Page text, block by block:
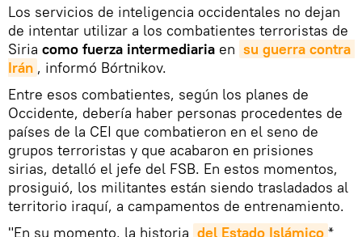
Los servicios de inteligencia occidentales no dejan
de intentar utilizar a los combatientes terroristas de
Siria como fuerza intermediaria en su guerra contra
Irán , informó Bórtnikov.
Entre esos combatientes, según los planes de
Occidente, debería haber personas procedentes de
países de la CEI que combatieron en el seno de
grupos terroristas y que acabaron en prisiones
sirias, detalló el jefe del FSB. En estos momentos,
prosiguió, los militantes están siendo trasladados al
territorio iraquí, a campamentos de entrenamiento.
"En su momento, la historia del Estado Islámico *